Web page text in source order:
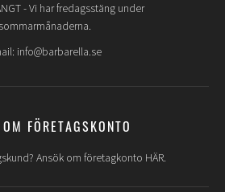
- Vi har fredagsstäng under
sommarmånaderna.
info@barbarella.se
FÖRETAGSKONTO
Ansök om företagkonto HÄR.